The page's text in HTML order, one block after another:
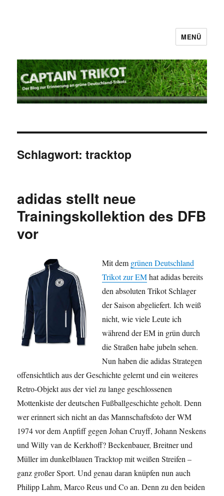
MENÜ
Schlagwort:tracktop
adidas stellt neue
Trainingskollektion des DFB
vor
Mit dem grünen Deutschland
Trikot zur EMhat adidas bereits
den absoluten Trikot Schlager
der Saison abgeliefert. Ich weiß
nicht, wie viele Leute ich
während der EM in grün durch
die Straßen habe jubeln sehen.
Nun haben die adidas Strategen
offensichtlich aus der Geschichte gelernt und ein weiteres
Retro-Objekt aus der viel zu lange geschlossenen
Mottenkiste der deutschen Fußballgeschichte geholt. Denn
wer erinnert sich nicht an das Mannschaftsfoto der WM
1974 vor dem Anpfiff gegen Johan Cruyff, Johann Neskens
und Willy van de Kerkhoff? Beckenbauer, Breitner und
Müller im dunkelblauen Tracktop mit weißen Streifen –
ganz großer Sport. Und genau daran knüpfen nun auch
Philipp Lahm, Marco Reus und Co an. Denn zu den beiden